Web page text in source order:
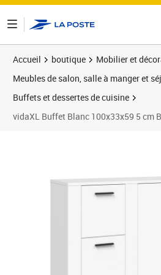
Accueil boutique
Mobilier et
Meubles de salon, salle à manger et
Buffets et dessertes de cuisine
vidaXL Buffet Blanc 100x33x59 5 cm